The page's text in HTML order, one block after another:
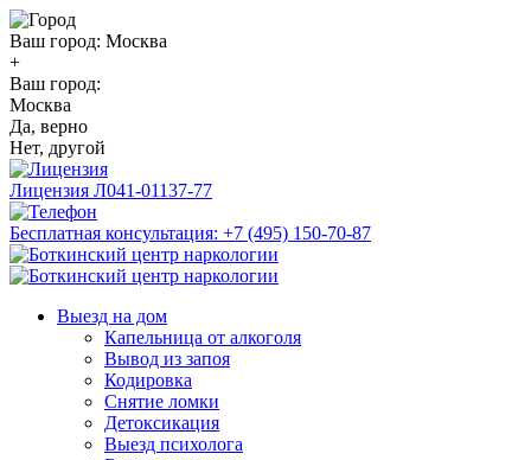
Ваш город: Москва
+
Ваш город:
Москва
Да, верно
Нет, другой
Лицензия Л041-01137-77
Бесплатная консультация: +7 (495) 150-70-87
Выезд на дом
Капельница от алкоголя
Вывод из запоя
Кодировка
Снятие ломки
Детоксикация
Выезд психолога